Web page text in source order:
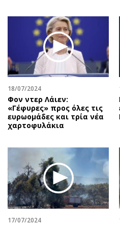
18/07/2024
Φον ντερ Λάιεν:
«Γέφυρες» προς όλες τις
ευρωομάδες και τρία νέα
χαρτοφυλάκια
17/07/2024